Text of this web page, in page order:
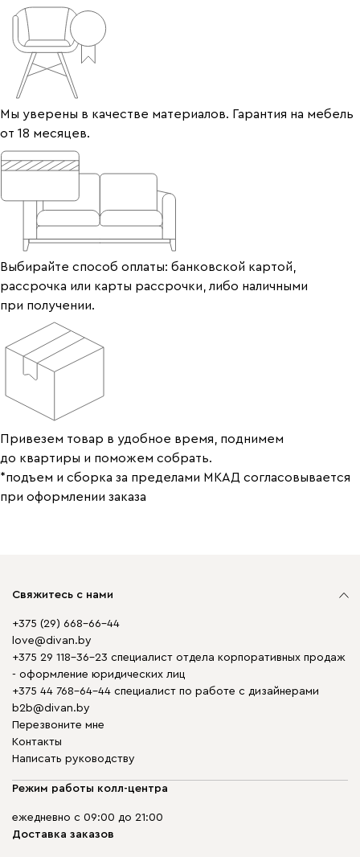
Мы уверены в качестве материалов. Гарантия на мебель
от 18 месяцев.
Выбирайте способ оплаты: банковской картой,
рассрочка или карты рассрочки, либо наличными
при получении.
Привезем товар в удобное время, поднимем
до квартиры и поможем собрать.
*подъем и сборка за пределами МКАД согласовывается
при оформлении заказа
Свяжитесь с нами
+375 (29) 668-66-44
love@divan.by
+375 29 118-36-23 специалист отдела корпоративных продаж
- оформление юридических лиц
+375 44 768-64-44 специалист по работе с дизайнерами
b2b@divan.by
Перезвоните мне
Контакты
Написать руководству
Режим работы колл-центра
ежедневно с 09:00 до 21:00
Доставка заказов